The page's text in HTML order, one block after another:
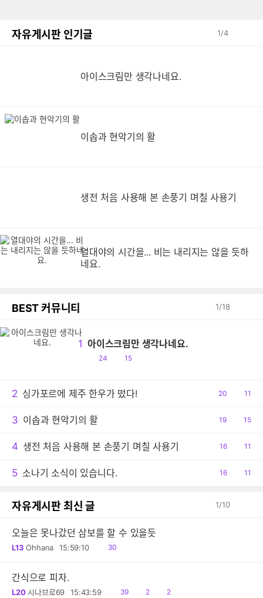
자유게시판 인기글 1/4
아이스크림만 생각나네요.
이솝과 현악기의 활
생전 처음 사용해 본 손풍기 며칠 사용기
열대야의 시간을... 비는 내리지는 않을 듯하
네요.
BEST 커뮤니티 1/18
1 아이스크림만 생각나네요.
공
24
댓
15
2 싱가포르에 제주 한우가 떴다!
공
20
댓
11
3 이솝과 현악기의 활
공
19
댓
15
4 생전 처음 사용해 본 손풍기 며칠 사용기
공
16
댓
11
5 소나기 소식이 있습니다.
공
16
댓
11
자유게시판 최신 글 1/10
오늘은 못나갔던 삼보를 할 수 있을듯
L13 Ohhana 15:59:10
읽
30
간식으로 피자.
L20 시나브로69 15:43:59
읽
39
공
2
댓
2